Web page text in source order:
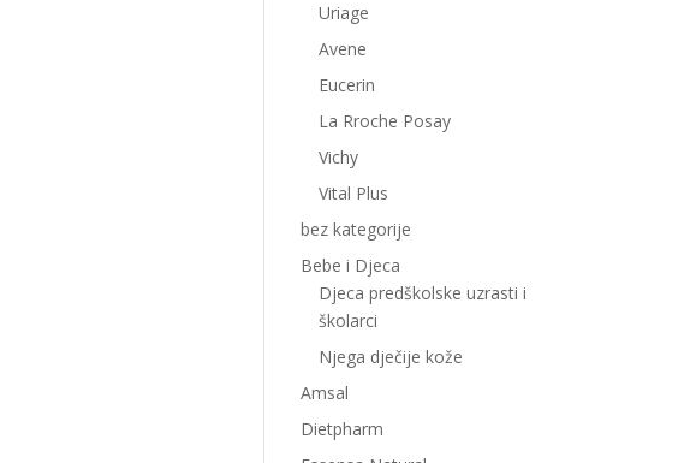
Uriage
Avene
Eucerin
La Rroche Posay
Vichy
Vital Plus
bez kategorije
Bebe i Djeca
Djeca predškolske uzrasti i
školarci
Njega dječije kože
Amsal
Dietpharm